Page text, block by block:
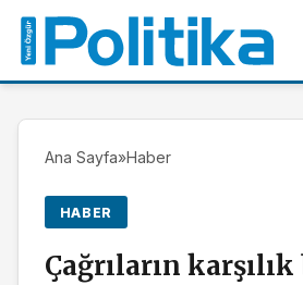
Ana Sayfa»Haber
HABER
Çağrıların